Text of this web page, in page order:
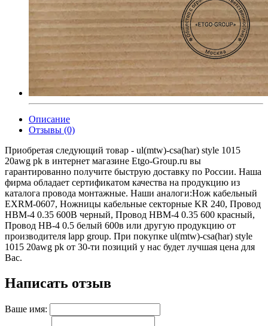
Описание
Отзывы (0)
Приобретая следующий товар - ul(mtw)-csa(har) style 1015
20awg pk в интернет магазине Etgo-Group.ru вы
гарантированно получите быструю доставку по России. Наша
фирма обладает сертификатом качества на продукцию из
каталога провода монтажные. Наши аналоги:Нож кабельный
EXRM-0607, Ножницы кабельные секторные KR 240, Провод
НВМ-4 0.35 600В черный, Провод НВМ-4 0.35 600 красный,
Провод НВ-4 0.5 белый 600в или другую продукцию от
производителя lapp group. При покупке ul(mtw)-csa(har) style
1015 20awg pk от 30-ти позиций у нас будет лучшая цена для
Вас.
Написать отзыв
Ваше имя: